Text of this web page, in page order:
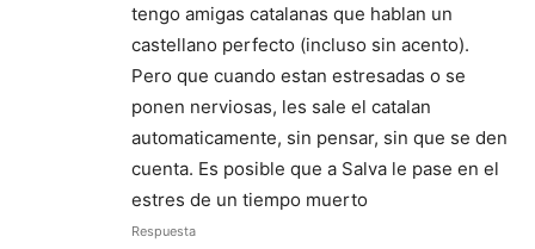
tengo amigas catalanas que hablan un
castellano perfecto (incluso sin acento).
Pero que cuando estan estresadas o se
ponen nerviosas, les sale el catalan
automaticamente, sin pensar, sin que se den
cuenta. Es posible que a Salva le pase en el
estres de un tiempo muerto
Respuesta